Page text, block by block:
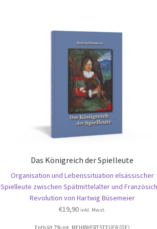
Das Königreich der Spielleute
Organisation und Lebenssituation elsässischer
Spielleute zwischen Spätmittelalter und
Revolution von Hartwig Büsemeier
€19,90 inkl. Mwst.
Enthält 7% rot. MEHRWERTSTEUER (DE)